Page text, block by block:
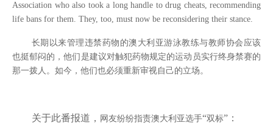
Association who also took a long handle to drug cheats, recommending
life bans for them. They, too, must now be reconsidering their stance.
长期以来管理违禁药物的澳大利亚游泳教练与教师协会应该
也挺郁闷的，他们是建议对触犯药物规定的运动员实行终身禁赛的
那一拨人。如今，他们也必须重新审视自己的立场。
关于此番报道， 网友纷纷指责澳大利亚选手“双标”：